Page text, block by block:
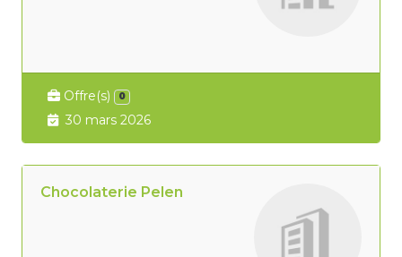
Offre(s) 0
30 mars 2026
Chocolaterie Pelen